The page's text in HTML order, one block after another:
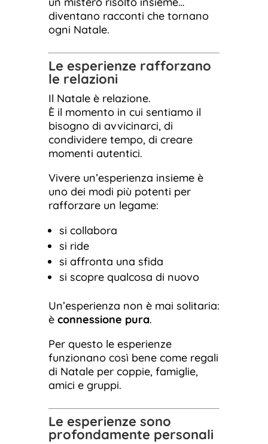
diventano racconti che tornano
ogni Natale.
Le esperienze rafforzano
le relazioni
Il Natale è relazione.
È il momento in cui sentiamo il
bisogno di avvicinarci, di
condividere tempo, di creare
momenti autentici.
Vivere un’esperienza insieme è
uno dei modi più potenti per
rafforzare un legame:
si collabora
si ride
si affronta una sfida
si scopre qualcosa di nuovo
Un’esperienza non è mai solitaria:
è connessione pura.
Per questo le esperienze
funzionano così bene come regali
di Natale per coppie, famiglie,
amici e gruppi.
Le esperienze sono
profondamente personali